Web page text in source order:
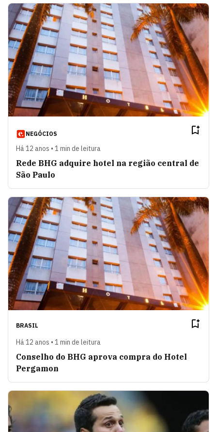
NEGÓCIOS
Há 12 anos • 1 min de leitura
Rede BHG adquire hotel na região central de
São Paulo
BRASIL
Há 12 anos • 1 min de leitura
Conselho do BHG aprova compra do Hotel
Pergamon